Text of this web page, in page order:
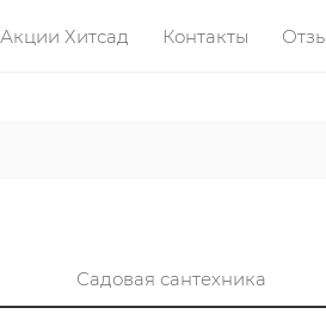
Акции Хитсад Контакты
Садовая сантехника